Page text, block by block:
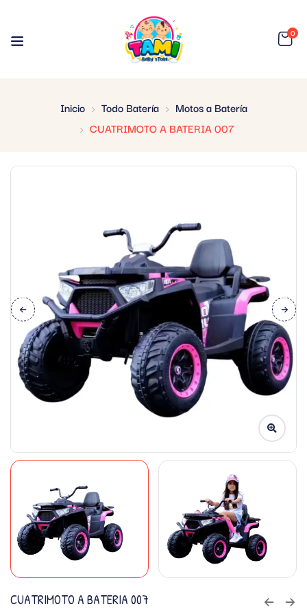
0
Inicio Todo Batería
Motos a Batería
CUATRIMOTO A BATERIA 007
CUATRIMOTO A BATERIA 007